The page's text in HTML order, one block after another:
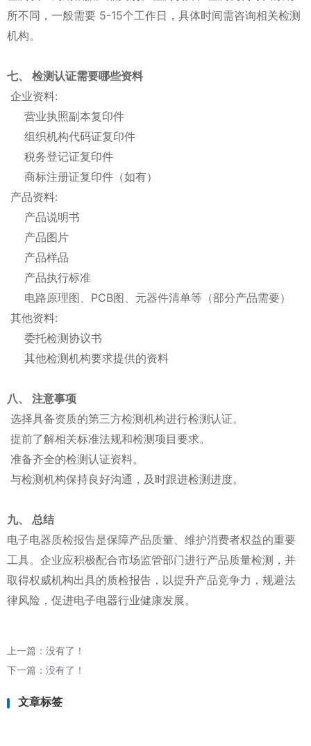
所不同，一般需要 5-15个工作日，具体时间需咨询相关检测
机构。
七、 检测认证需要哪些资料
企业资料:
营业执照副本复印件
组织机构代码证复印件
税务登记证复印件
商标注册证复印件（如有）
产品资料:
产品说明书
产品图片
产品样品
产品执行标准
电路原理图、PCB图、元器件清单等（部分产品需要）
其他资料:
委托检测协议书
其他检测机构要求提供的资料
八、 注意事项
选择具备资质的第三方检测机构进行检测认证。
提前了解相关标准法规和检测项目要求。
准备齐全的检测认证资料。
与检测机构保持良好沟通，及时跟进检测进度。
九、 总结
电子电器质检报告是保障产品质量、维护消费者权益的重要
工具。企业应积极配合市场监管部门进行产品质量检测，并
取得权威机构出具的质检报告，以提升产品竞争力，规避法
律风险，促进电子电器行业健康发展。
上一篇：没有了！
下一篇：没有了！
文章标签